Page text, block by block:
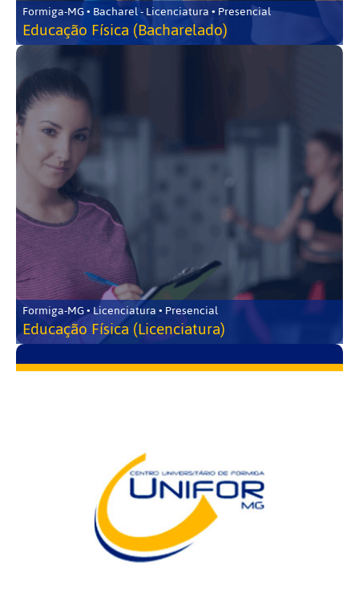
Formiga-MG • Bacharel - Licenciatura • Presencial
Educação Física (Bacharelado)
Formiga-MG • Licenciatura • Presencial
Educação Física (Licenciatura)